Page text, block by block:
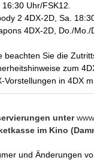
16:30 Uhr/FSK12.
2 4DX-2D, Sa.
4DX-2D, Do./
beachten Sie die
zum
Vorstellungen in 4DX
unter
im Kino
und Änderungen